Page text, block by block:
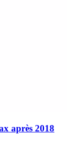
après 2018